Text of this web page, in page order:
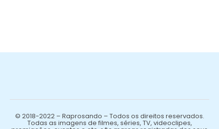
© 2018-2022 – Raprosando – Todos os direitos reservados.
Todas as imagens de filmes, séries, TV, videoclipes,